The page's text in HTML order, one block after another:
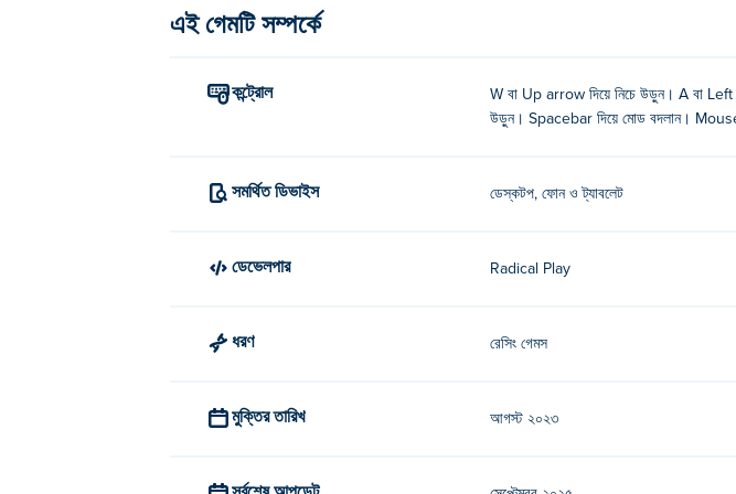
ডেস্কটপে খেলার জন্য দুটি প্রধান নিয়ন্ত্রণ স্কিম রয়েছে:
S বা নিচের তীর: ফ্লাই আপ
আপনি যে জেটটি ঘুরতে চান তার পাশে একবার ক্লিক করুন। একাধিকবার ক্লিক করলে আপনি সেই
আক্রমণের মোড পরিবর্তন হবে!
এই গেমটি সম্পর্কে
কন্ট্রোল
W বা Up arrow দিয়ে নিচে উড়ুন। A বা
উড়ুন। Spacebar দিয়ে মোড বদলান।
সমর্থিত ডিভাইস ডেস্কটপ, ফোন ও ট্যাবলেট
ডেভেলপার Radical Play
ধরণ রেসিং গেমস
মুক্তির তারিখ আগস্ট ২০২৩